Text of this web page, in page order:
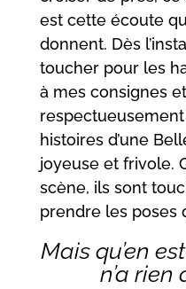
est cette écoute
donnent. Dès
toucher pour les
à mes consignes
respectueusement
histoires d’une
joyeuse et frivole.
scène, ils sont
prendre les poses
Mais qu’en
n’a